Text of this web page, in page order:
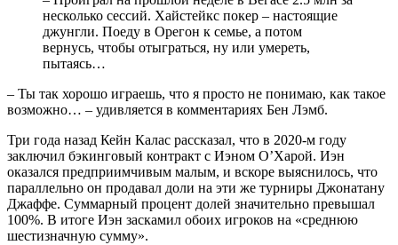
несколько сессий. Хайстейкс покер – настоящие
джунгли. Поеду в Орегон к семье, а потом
вернусь, чтобы отыграться, ну или умереть,
пытаясь…
– Ты так хорошо играешь, что я просто не понимаю, как такое
возможно… – удивляется в комментариях Бен Лэмб.
Три года назад Кейн Калас рассказал, что в 2020-м году
заключил бэкинговый контракт с Иэном О’Харой. Иэн
оказался предприимчивым малым, и вскоре выяснилось, что
параллельно он продавал доли на эти же турниры Джонатану
Джаффе. Суммарный процент долей значительно превышал
100%. В итоге Иэн заскамил обоих игроков на «среднюю
шестизначную сумму».